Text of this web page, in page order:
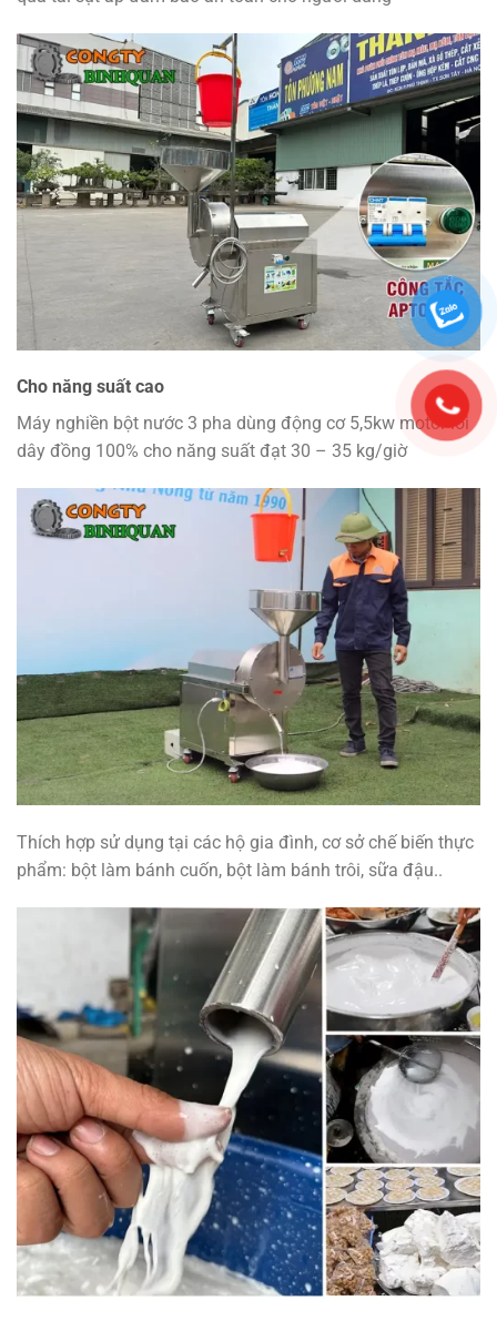
Cho năng suất cao
Máy nghiền bột nước 3 pha dùng động cơ 5,5kw motor lõi
dây đồng 100% cho năng suất đạt 30 – 35 kg/giờ
Thích hợp sử dụng tại các hộ gia đình, cơ sở chế biến thực
phẩm: bột làm bánh cuốn, bột làm bánh trôi, sữa đậu..